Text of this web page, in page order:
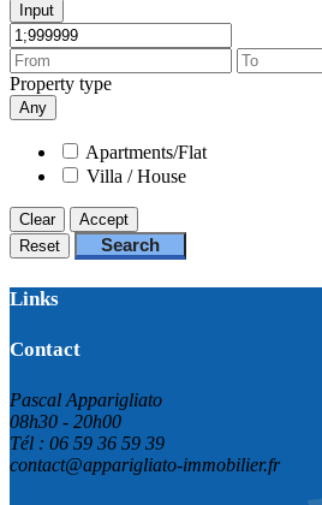
Input
Property type
Any
Apartments/Flat
Villa / House
Clear
Accept
Reset
Search
Links
Contact
Pascal Apparigliato
08h30 - 20h00
Tél : 06 59 36 59 39
contact@apparigliato-immobilier.fr